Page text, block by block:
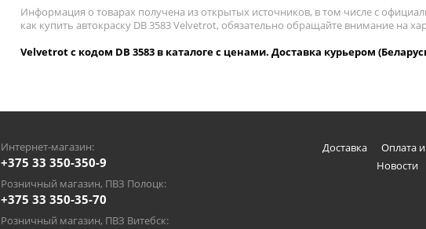
Информация о товарах получена из открытых источников, в том числе с
как купить автокраску DB 3583 Velvetrot, обязательно обращайте внимание на
Velvetrot с кодом DB 3583 в каталоге с ценами. Доставка курьером
Интернет-магазин:
+375 33 350-350-9
Розничный магазин, ПВЗ Полоцк:
+375 33 350-35-70
Розничный магазин, ПВЗ Витебск:
Доставка Оплата
Новости